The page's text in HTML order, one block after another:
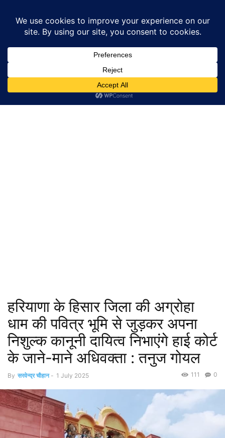
हरियाणा के हिसार जिला की अग्रोहा
धाम की पवित्र भूमि से जुड़कर अपना
निशुल्क कानूनी दायित्व निभाएंगे हाई कोर्ट
के जाने-माने अधिवक्ता : तनुज गोयल
By सरवेन्द्र चौहान - 1 July 2025 0
111